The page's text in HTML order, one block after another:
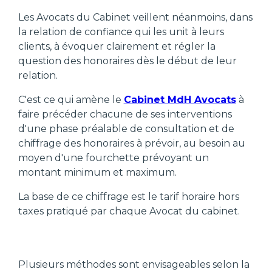
Les Avocats du Cabinet veillent néanmoins, dans
la relation de confiance qui les unit à leurs
clients, à évoquer clairement et régler la
question des honoraires dès le début de leur
relation.
C'est ce qui amène le Cabinet MdH Avocatsà
faire précéder chacune de ses interventions
d'une phase préalable de consultation et de
chiffrage des honoraires à prévoir, au besoin au
moyen d'une fourchette prévoyant un
montant minimum et maximum.
La base de ce chiffrage est le tarif horaire hors
taxes pratiqué par chaque Avocat du cabinet.
Plusieurs méthodes sont envisageables selon la